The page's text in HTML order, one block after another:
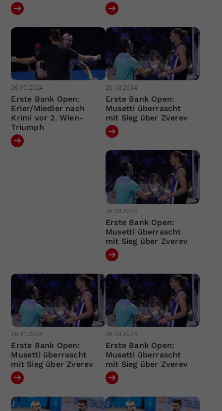
26.10.2024
Erste Bank Open:
Erler/Miedler nach
Krimi vor 2. Wien-
Triumph
26.10.2024
Erste Bank Open:
Musetti überrascht
mit Sieg über Zverev
26.10.2024
Erste Bank Open:
Musetti überrascht
mit Sieg über Zverev
26.10.2024
Erste Bank Open:
Musetti überrascht
mit Sieg über Zverev
26.10.2024
Erste Bank Open:
Musetti überrascht
mit Sieg über Zverev